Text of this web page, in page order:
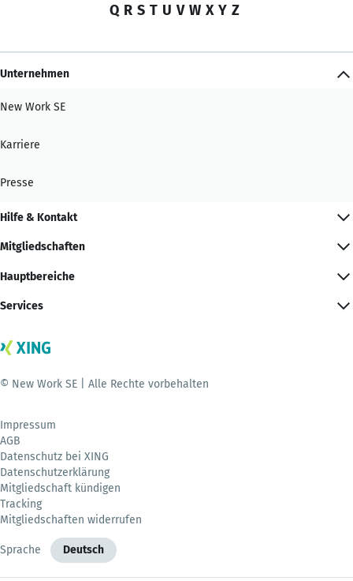
Q R S T U V W X Y Z
Unternehmen
New Work SE
Karriere
Presse
Hilfe & Kontakt
Mitgliedschaften
Hauptbereiche
Services
© New Work SE | Alle Rechte vorbehalten
Impressum
AGB
Datenschutz bei XING
Datenschutzerklärung
Mitgliedschaft kündigen
Tracking
Mitgliedschaften widerrufen
Sprache Deutsch